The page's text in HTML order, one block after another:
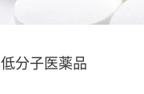
低分子医薬品